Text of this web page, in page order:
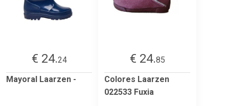
€ 24.24
Mayoral Laarzen -
€ 24.85
Colores Laarzen
022533 Fuxia